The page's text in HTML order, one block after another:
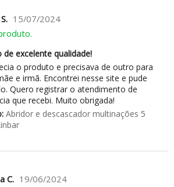
15/07/2024
de excelente qualidade!
o produto e precisava de outro para
e irmã. Encontrei nesse site e pude
Quero registrar o atendimento de
que recebi. Muito obrigada!
Abridor e descascador multinações 5
C. 19/06/2024